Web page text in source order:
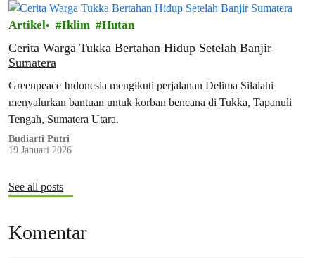
Artikel Iklim Hutan
Cerita Warga Tukka Bertahan Hidup Setelah Banjir
Sumatera
Greenpeace Indonesia mengikuti perjalanan Delima Silalahi
menyalurkan bantuan untuk korban bencana di Tukka, Tapanuli
Tengah, Sumatera Utara.
Budiarti Putri
19 Januari 2026
See all posts
Komentar